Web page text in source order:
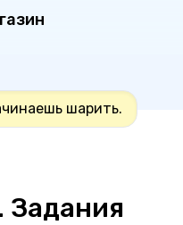
шарить.
Задания